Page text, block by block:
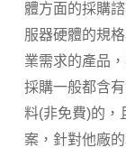
體方面的採購
服器硬體的規
業需求的產品
採購一般都含
料(非免費)的，
案，針對他廠